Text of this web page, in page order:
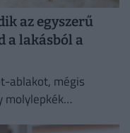
az egyszerű
a lakásból a
ablakot, mégis
molylepkék